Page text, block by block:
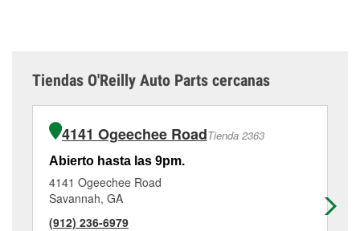
Tiendas O'Reilly Auto Parts cercanas
4141 Ogeechee RoadTienda 2363
Abierto hasta las 9pm.
4141 Ogeechee Road
Savannah, GA
(912) 236-6979